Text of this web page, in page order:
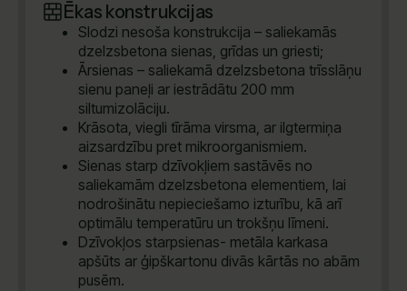
Ēkas konstrukcijas
Slodzi nesoša konstrukcija – saliekamās
dzelzsbetona sienas, grīdas un griesti;
Ārsienas – saliekamā dzelzsbetona trīsslāņu
sienu paneļi ar iestrādātu 200 mm
siltumizolāciju.
Krāsota, viegli tīrāma virsma, ar ilgtermiņa
aizsardzību pret mikroorganismiem.
Sienas starp dzīvokļiem sastāvēs no
saliekamām dzelzsbetona elementiem, lai
nodrošinātu nepieciešamo izturību, kā arī
optimālu temperatūru un trokšņu līmeni.
Dzīvokļos starpsienas- metāla karkasa
apšūts ar ģipškartonu divās kārtās no abām
pusēm.